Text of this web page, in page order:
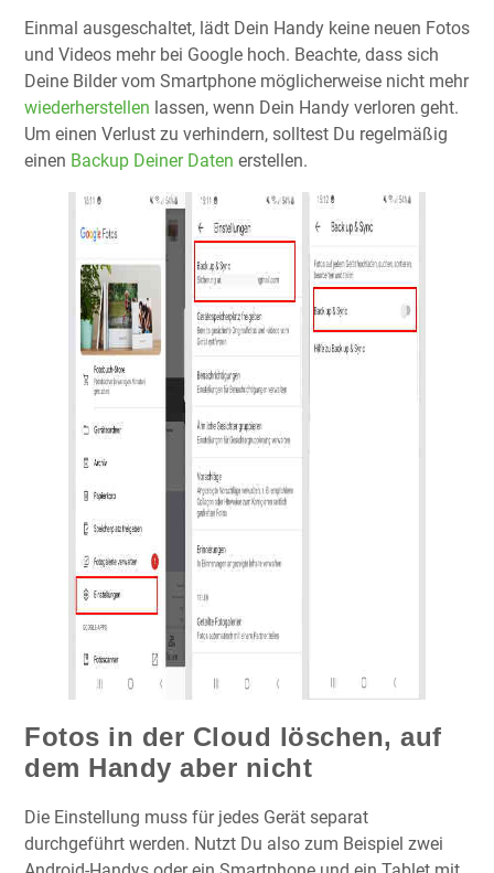
Einmal ausgeschaltet, lädt Dein Handy keine neuen Fotos
und Videos mehr bei Google hoch. Beachte, dass sich
Deine Bilder vom Smartphone möglicherweise nicht mehr
wiederherstellen lassen, wenn Dein Handy verloren geht.
Um einen Verlust zu verhindern, solltest Du regelmäßig
einen Backup Deiner Daten erstellen.
Fotos in der Cloud löschen, auf
dem Handy aber nicht
Die Einstellung muss für jedes Gerät separat
durchgeführt werden. Nutzt Du also zum Beispiel zwei